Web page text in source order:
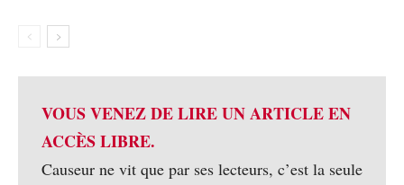
VOUS VENEZ DE LIRE UN ARTICLE EN
ACCÈS LIBRE.
Causeur ne vit que par ses lecteurs, c’est la seule